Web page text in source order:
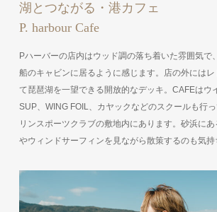
湖とつながる・港カフェ
P. harbour Cafe
Pハーバーの店内はウッド調の落ち着いた雰囲気で
船のキャビンに居るように感じます。店の外には
て琵琶湖を一望できる開放的なデッキ。CAFEはウ
SUP、WING FOIL、カヤックなどのスクールも行
リンスポーツクラブの敷地内にあります。砂浜に
やウィンドサーフィンを見ながら散策するのも気持